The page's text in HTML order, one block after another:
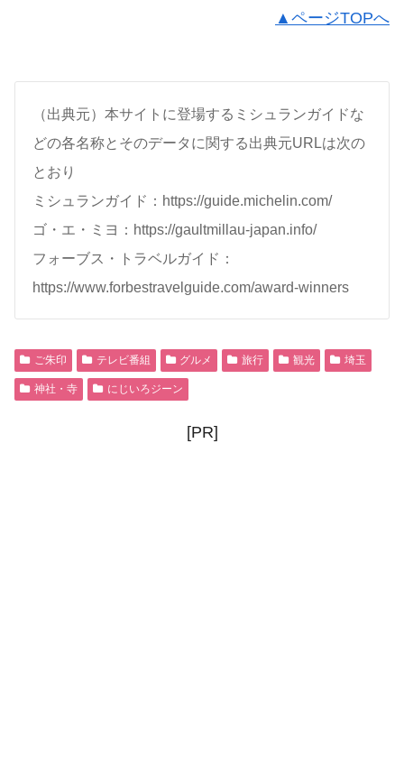
▲ページTOPへ
（出典元）本サイトに登場するミシュランガイドな
どの各名称とそのデータに関する出典元URLは次の
とおり
ミシュランガイド：https://guide.michelin.com/
ゴ・エ・ミヨ：https://gaultmillau-japan.info/
フォーブス・トラベルガイド：
https://www.forbestravelguide.com/award-winners
ご朱印 テレビ番組 グルメ 旅行 観光 埼玉
神社・寺 にじいろジーン
[PR]